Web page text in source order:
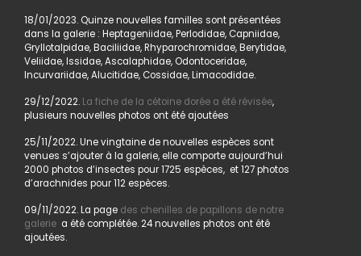
18/01/2023. Quinze nouvelles familles sont présentées
dans la galerie : Heptageniidae, Perlodidae, Capniidae,
Gryllotalpidae, Baciliidae, Rhyparochromidae, Berytidae,
Veliidae, Issidae, Ascalaphidae, Odontoceridae,
Incurvariidae, Alucitidae, Cossidae, Limacodidae.
29/12/2022. La fiche de la cétoine dorée a été révisée,
plusieurs nouvelles photos ont été ajoutées
25/11/2022. Une vingtaine de nouvelles espèces sont
venues s’ajouter à la galerie, elle comporte aujourd’hui
2000 photos d’insectes pour 1725 espèces, et 127 photos
d’arachnides pour 112 espèces.
09/11/2022. La page des chenilles de papillons de notre
galerie a été complétée. 24 nouvelles photos ont été
ajoutées.